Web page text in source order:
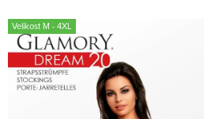
Velikost M - 4XL